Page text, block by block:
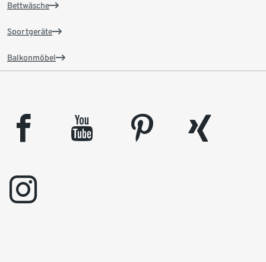
Bettwäsche
Sportgeräte
Balkonmöbel
facebook youtube pinterest
xing
instagram